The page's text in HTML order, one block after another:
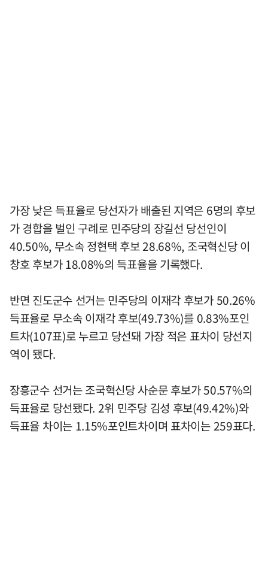
가장 낮은 득표율로 당선자가 배출된 지역은 6명의 후보
가 경합을 벌인 구례로 민주당의 장길선 당선인이
40.50%, 무소속 정현택 후보 28.68%, 조국혁신당 이
창호 후보가 18.08%의 득표율을 기록했다.
반면 진도군수 선거는 민주당의 이재각 후보가 50.26%
득표율로 무소속 이재각 후보(49.73%)를 0.83%포인
트차(107표)로 누르고 당선돼 가장 적은 표차이 당선지
역이 됐다.
장흥군수 선거는 조국혁신당 사순문 후보가 50.57%의
득표율로 당선됐다. 2위 민주당 김성 후보(49.42%)와
득표율 차이는 1.15%포인트차이며 표차이는 259표다.